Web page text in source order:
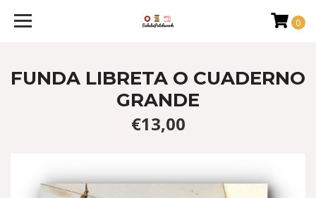
0
FUNDA LIBRETA O CUADERNO
GRANDE
€13,00